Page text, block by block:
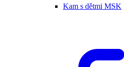
Kam s dětmi MSK